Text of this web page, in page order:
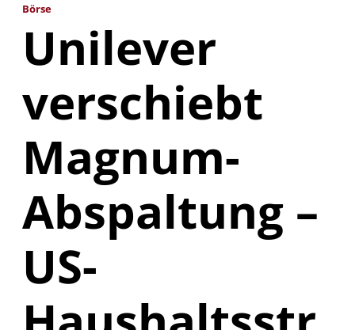
Börse
Unilever
verschiebt
Magnum-
Abspaltung –
US-